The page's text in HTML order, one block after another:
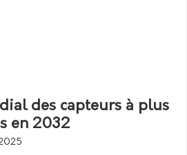
des capteurs à plus
en 2032